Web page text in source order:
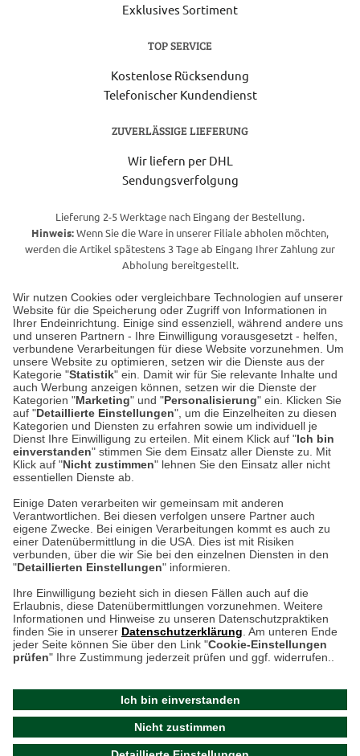
Wir nutzen Cookies oder vergleichbare Technologien auf unserer
Website für die Speicherung oder Zugriff von Informationen in
Ihrer Endeinrichtung. Einige sind essenziell, während andere uns
und unseren Partnern - Ihre Einwilligung vorausgesetzt - helfen,
verbundene Verarbeitungen für diese Website vorzunehmen. Um
unsere Website zu optimieren, setzen wir die Dienste aus der
Kategorie "Statistik" ein. Damit wir für Sie relevante Inhalte und
auch Werbung anzeigen können, setzen wir die Dienste der
Kategorien "Marketing" und "Personalisierung" ein. Klicken Sie
auf "Detaillierte Einstellungen", um die Einzelheiten zu diesen
Kategorien und Diensten zu erfahren sowie um individuell je
Dienst Ihre Einwilligung zu erteilen. Mit einem Klick auf "Ich bin
einverstanden" stimmen Sie dem Einsatz aller Dienste zu. Mit
Klick auf "Nicht zustimmen" lehnen Sie den Einsatz aller nicht
essentiellen Dienste ab.
Einige Daten verarbeiten wir gemeinsam mit anderen
Verantwortlichen. Bei diesen verfolgen unsere Partner auch
eigene Zwecke. Bei einigen Verarbeitungen kommt es auch zu
einer Datenübermittlung in die USA. Dies ist mit Risiken
verbunden, über die wir Sie bei den einzelnen Diensten in den
"Detaillierten Einstellungen" informieren.
Ihre Einwilligung bezieht sich in diesen Fällen auch auf die
Erlaubnis, diese Datenübermittlungen vorzunehmen. Weitere
Informationen und Hinweise zu unseren Datenschutzpraktiken
finden Sie in unserer Datenschutzerklärung . Am unteren Ende
jeder Seite können Sie über den Link "Cookie-Einstellungen
prüfen" Ihre Zustimmung jederzeit prüfen und ggf. widerrufen..
Ich bin einverstanden
Nicht zustimmen
Exklusives Sortiment
TOP SERVICE
Kostenlose Rücksendung
Telefonischer Kundendienst
ZUVERLÄSSIGE LIEFERUNG
Wir liefern per DHL
Sendungsverfolgung
Lieferung 2-5 Werktage nach Eingang der Bestellung.
Hinweis:Wenn Sie die Ware in unserer Filiale abholen möchten,
werden die Artikel spätestens 3 Tage ab Eingang Ihrer Zahlung zur
Abholung bereitgestellt.
Unser Geschäft in Meckenheim
Auf dem Steinbüchel 6
53340 Meckenheim
Montag bis Samstag 9:00 Uhr bis 18:00 Uhr
weitere Information
Hier finden Sie uns im Netz
Kontakt
Umwelt und Entsorgung
Zur Echtheit von Bewertungen
Hinweisgeber-Schutzgesetz
Barrierefreiheit unserer Website
am 07.08.2026 um 18:17
2024 THE BRITISH SHOP
Versandhandel GmbH & Co. KG
Cookie-Einstellungen in Ihrem Browser
ACHTUNG!
Ihr Browser speichert aktuell keine Cookies!
Leider können Sie in diesem Fall unseren Online-Shop
Bitte stellen Sie sicher, dass Ihr Browser unsere funktionalen
Cookies für die Dauer Ihres Besuchs auf unserer Website